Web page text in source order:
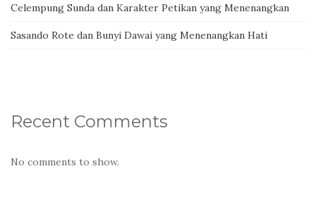
Celempung Sunda dan Karakter Petikan yang Menenangkan
Sasando Rote dan Bunyi Dawai yang Menenangkan Hati
Recent Comments
No comments to show.